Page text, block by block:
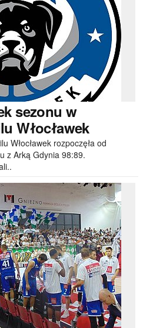
sezonu w
Włocławek
Włocławek rozpoczęła od
z Arką Gdynia 98:89.